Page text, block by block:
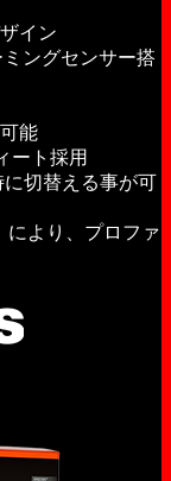
イン
ングセンサー搭
能
ート採用
切替える事が可
により、プロファ